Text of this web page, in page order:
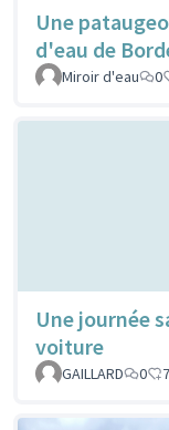
Une
d'eau de
Miroir d'eau
0
Une journée
voiture
GAILLARD
0 7